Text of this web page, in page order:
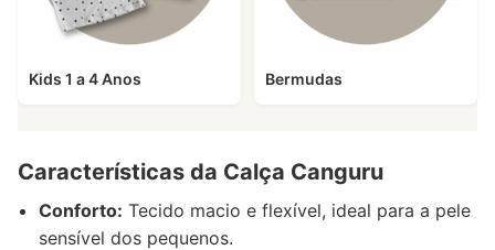
Kids 1 a 4 Anos Bermudas
Características da Calça Canguru
Conforto: Tecido macio e flexível, ideal para a pele
sensível dos pequenos.